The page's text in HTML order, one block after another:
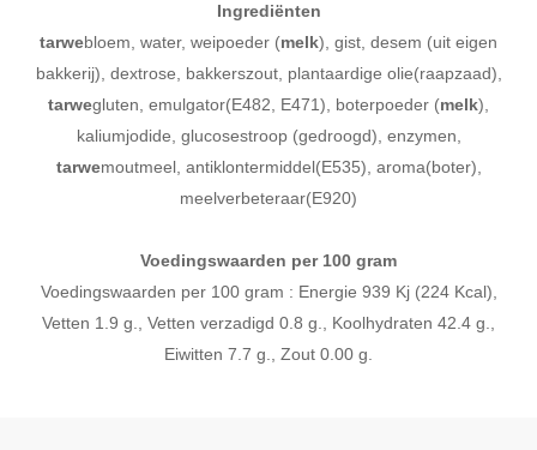
Ingrediënten
tarwebloem, water, weipoeder (melk), gist, desem (uit eigen
bakkerij), dextrose, bakkerszout, plantaardige olie(raapzaad),
tarwegluten, emulgator(E482, E471), boterpoeder (melk),
kaliumjodide, glucosestroop (gedroogd), enzymen,
tarwemoutmeel, antiklontermiddel(E535), aroma(boter),
meelverbeteraar(E920)
Voedingswaarden per 100 gram
Voedingswaarden per 100 gram : Energie 939 Kj (224 Kcal),
Vetten 1.9 g., Vetten verzadigd 0.8 g., Koolhydraten 42.4 g.,
Eiwitten 7.7 g., Zout 0.00 g.